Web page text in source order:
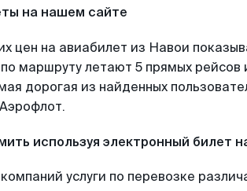
на нашем сайте
цен на авиабилет из Навои
маршруту летают 5 прямых рейсов
дорогая из найденных
используя электронный билет
услуги по перевозке